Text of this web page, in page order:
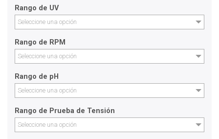
Rango de UV
Seleccione una opción
Rango de RPM
Seleccione una opción
Rango de pH
Seleccione una opción
Rango de Prueba de Tensión
Seleccione una opción